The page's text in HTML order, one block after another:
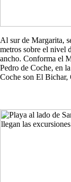
Al sur de Margarita,
metros sobre el nivel
ancho. Conforma el
Pedro de Coche, en
Coche son El